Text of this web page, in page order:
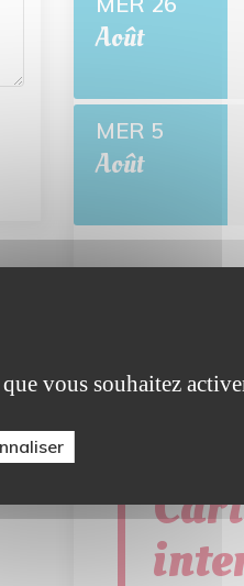
Août
MER 5
Août
vous souhaitez